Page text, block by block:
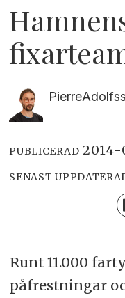
Pierre
PUBLICERAD
SENAST
Runt 11.000
påfrestningar